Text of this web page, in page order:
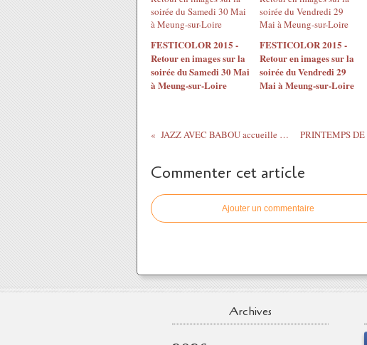
FESTICOLOR 2015 -
Retour en images sur la
soirée du Samedi 30 Mai
à Meung-sur-Loire
FESTICOLOR 2015 -
Retour en images sur la
soirée du Vendredi 29
Mai à Meung-sur-Loire
JAZZ AVEC BABOU accueille ELECTROPHAZZ au...
Commenter cet article
Ajouter un commentaire
Archives